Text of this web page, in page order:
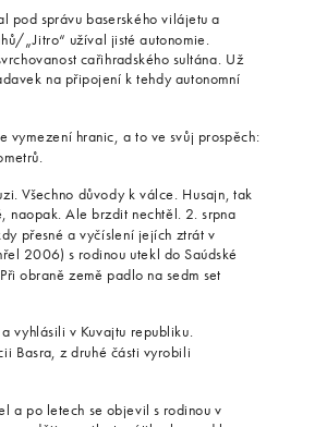
pod správu baserského vilájetu a
„Jitro“ užíval jisté autonomie.
cařihradského sultána. Už
na připojení k tehdy autonomní
vymezení hranic, a to ve svůj prospěch:
Všechno důvody k válce. Husajn, tak
naopak. Ale brzdit nechtěl. 2. srpna
přesné a vyčíslení jejích ztrát v
2006) s rodinou utekl do Saúdské
obraně země padlo na sedm set
vyhlásili v Kuvajtu republiku.
Basra, z druhé části vyrobili
a po letech se objevil s rodinou v